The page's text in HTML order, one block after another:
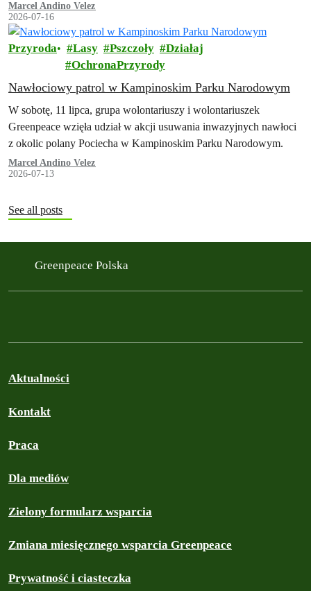
Marcel Andino Velez
2026-07-16
Przyroda Lasy Pszczoły
Działaj
OchronaPrzyrody
Nawłociowy patrol w Kampinoskim Parku Narodowym
W sobotę, 11 lipca, grupa wolontariuszy i wolontariuszek
Greenpeace wzięła udział w akcji usuwania inwazyjnych nawłoci
z okolic polany Pociecha w Kampinoskim Parku Narodowym.
Marcel Andino Velez
2026-07-13
See all posts
Greenpeace Polska
Aktualności
Kontakt
Praca
Dla mediów
Zielony formularz wsparcia
Zmiana miesięcznego wsparcia Greenpeace
Prywatność i ciasteczka